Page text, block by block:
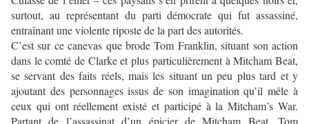
surtout, au représentant du parti démocrate qui fut assassiné,
entraînant une violente riposte de la part des autorités.
C’est sur ce canevas que brode Tom Franklin, situant son action
dans le comté de Clarke et plus particulièrement à Mitcham Beat,
se servant des faits réels, mais les situant un peu plus tard et y
ajoutant des personnages issus de son imagination qu’il mêle à
ceux qui ont réellement existé et participé à la Mitcham’s War.
Partant de l’assassinat d’un épicier de Mitcham Beat, Tom